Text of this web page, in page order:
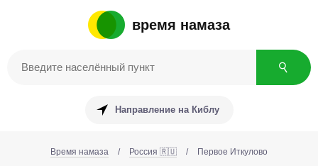
время намаза
Направление на Киблу
Время намаза / Россия 🇷🇺 / Первое Иткулово